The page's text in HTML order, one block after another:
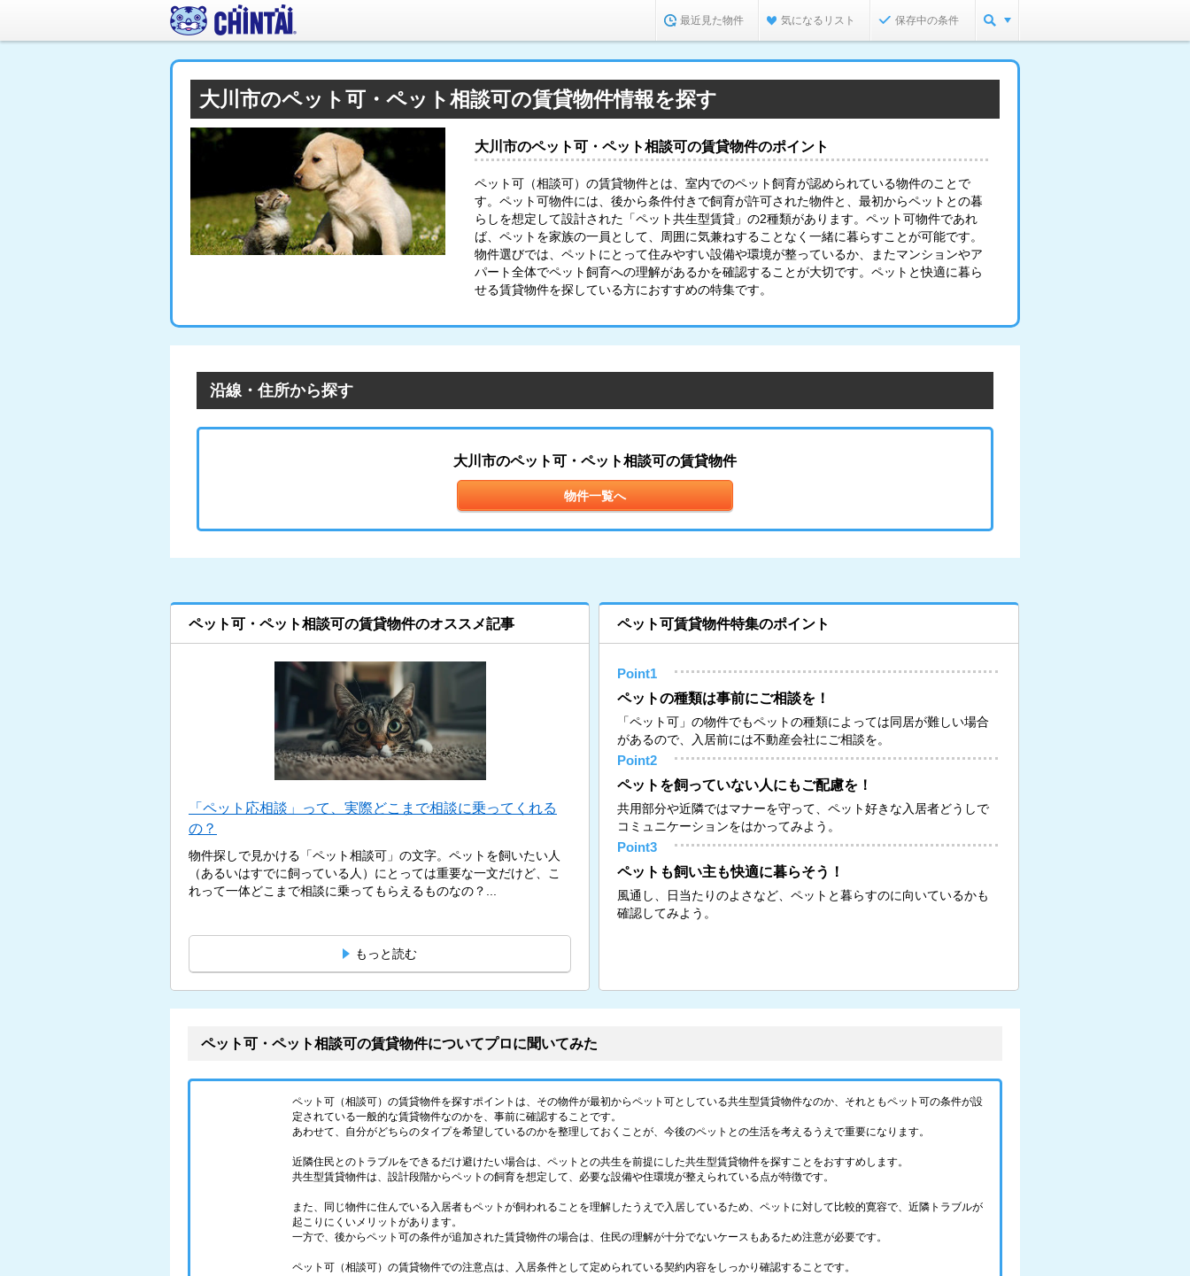
最近見た物件 気になるリスト 保存中の条件
大川市のペット可・ペット相談可の賃貸物件情報を探す
大川市のペット可・ペット相談可の賃貸物件のポイント
ペット可（相談可）の賃貸物件とは、室内でのペット飼育が認められている物件のことで
す。ペット可物件には、後から条件付きで飼育が許可された物件と、最初からペットとの暮
らしを想定して設計された「ペット共生型賃貸」の2種類があります。ペット可物件であれ
ば、ペットを家族の一員として、周囲に気兼ねすることなく一緒に暮らすことが可能です。
物件選びでは、ペットにとって住みやすい設備や環境が整っているか、またマンションやア
パート全体でペット飼育への理解があるかを確認することが大切です。ペットと快適に暮ら
せる賃貸物件を探している方におすすめの特集です。
沿線・住所から探す
大川市のペット可・ペット相談可の賃貸物件
物件一覧へ
ペット可・ペット相談可の賃貸物件のオススメ記事
「ペット応相談」って、実際どこまで相談に乗ってくれる
の？
物件探しで見かける「ペット相談可」の文字。ペットを飼いたい人
（あるいはすでに飼っている人）にとっては重要な一文だけど、こ
れって一体どこまで相談に乗ってもらえるものなの？...
もっと読む
ペット可賃貸物件特集のポイント
Point1
ペットの種類は事前にご相談を！
「ペット可」の物件でもペットの種類によっては同居が難しい場合
があるので、入居前には不動産会社にご相談を。
Point2
ペットを飼っていない人にもご配慮を！
共用部分や近隣ではマナーを守って、ペット好きな入居者どうしで
コミュニケーションをはかってみよう。
Point3
ペットも飼い主も快適に暮らそう！
風通し、日当たりのよさなど、ペットと暮らすのに向いているかも
確認してみよう。
ペット可・ペット相談可の賃貸物件についてプロに聞いてみた
ペット可（相談可）の賃貸物件を探すポイントは、その物件が最初からペット可としている共生型賃貸物件なのか、それともペット可の条件が設
定されている一般的な賃貸物件なのかを、事前に確認することです。
あわせて、自分がどちらのタイプを希望しているのかを整理しておくことが、今後のペットとの生活を考えるうえで重要になります。
近隣住民とのトラブルをできるだけ避けたい場合は、ペットとの共生を前提にした共生型賃貸物件を探すことをおすすめします。
共生型賃貸物件は、設計段階からペットの飼育を想定して、必要な設備や住環境が整えられている点が特徴です。
また、同じ物件に住んでいる入居者もペットが飼われることを理解したうえで入居しているため、ペットに対して比較的寛容で、近隣トラブルが
起こりにくいメリットがあります。
一方で、後からペット可の条件が追加された賃貸物件の場合は、住民の理解が十分でないケースもあるため注意が必要です。
ペット可（相談可）の賃貸物件での注意点は、入居条件として定められている契約内容をしっかり確認することです。